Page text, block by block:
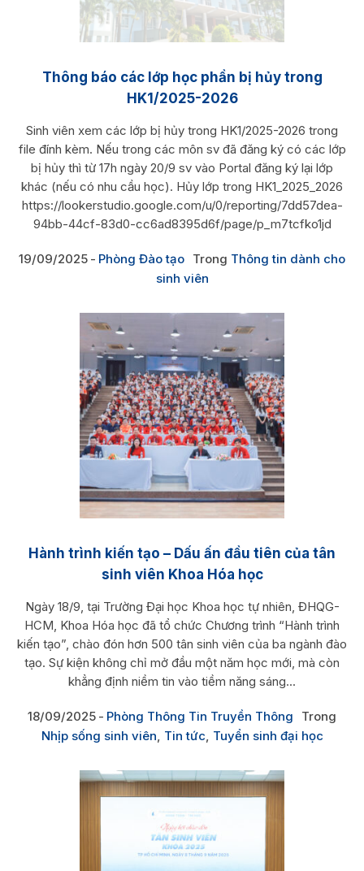
Thông báo các lớp học phần bị hủy trong
HK1/2025-2026
Sinh viên xem các lớp bị hủy trong HK1/2025-2026 trong
file đính kèm. Nếu trong các môn sv đã đăng ký có các lớp
bị hủy thì từ 17h ngày 20/9 sv vào Portal đăng ký lại lớp
khác (nếu có nhu cầu học). Hủy lớp trong HK1_2025_2026
https://lookerstudio.google.com/u/0/reporting/7dd57dea-
94bb-44cf-83d0-cc6ad8395d6f/page/p_m7tcfko1jd
19/09/2025 Phòng Đào tạo Trong Thông tin dành cho
sinh viên
Hành trình kiến tạo – Dấu ấn đầu tiên của tân
sinh viên Khoa Hóa học
Ngày 18/9, tại Trường Đại học Khoa học tự nhiên, ĐHQG-
HCM, Khoa Hóa học đã tổ chức Chương trình “Hành trình
kiến tạo”, chào đón hơn 500 tân sinh viên của ba ngành đào
tạo. Sự kiện không chỉ mở đầu một năm học mới, mà còn
khẳng định niềm tin vào tiềm năng sáng...
18/09/2025 Phòng Thông Tin Truyền Thông
Trong
Nhịp sống sinh viên Tin tức Tuyển sinh đại học